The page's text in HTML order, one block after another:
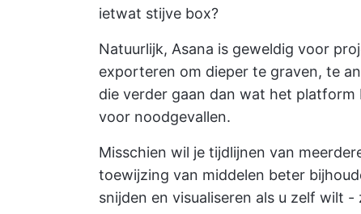
ietwat stijve box?
Natuurlijk, Asana is geweldig voor
exporteren om dieper te graven, te
die verder gaan dan wat het
voor noodgevallen.
Misschien wil je tijdlijnen van
toewijzing van middelen beter
snijden en visualiseren als u zelf wilt